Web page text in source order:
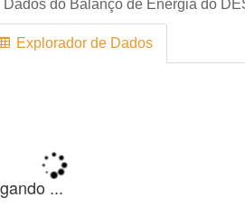
Dados do Balanço de Energia do
Explorador de Dados